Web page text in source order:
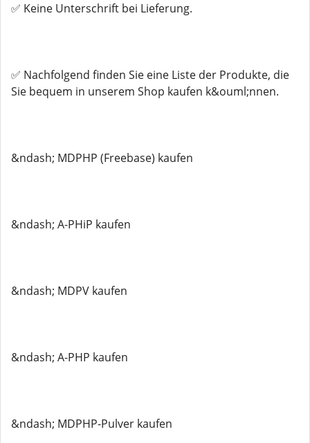
✅ Keine Unterschrift bei Lieferung.
✅ Nachfolgend finden Sie eine Liste der Produkte, die
Sie bequem in unserem Shop kaufen k&ouml;nnen.
&ndash; MDPHP (Freebase) kaufen
&ndash; A-PHiP kaufen
&ndash; MDPV kaufen
&ndash; A-PHP kaufen
&ndash; MDPHP-Pulver kaufen